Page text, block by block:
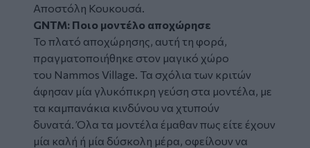
Αποστόλη Κουκουσά.
GNTM: Ποιο μοντέλο αποχώρησε
Το πλατό αποχώρησης, αυτή τη φορά,
πραγματοποιήθηκε στον μαγικό χώρο
του Nammos Village. Τα σχόλια των κριτών
άφησαν μία γλυκόπικρη γεύση στα μοντέλα, με
τα καμπανάκια κινδύνου να χτυπούν
δυνατά. Όλα τα μοντέλα έμαθαν πως είτε έχουν
μία καλή ή μία δύσκολη μέρα, οφείλουν να